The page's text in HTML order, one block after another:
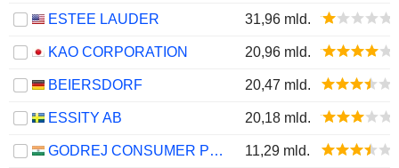
ESTEE LAUDER 31,96 mld.
KAO CORPORATION 20,96 mld.
BEIERSDORF 20,47 mld.
ESSITY AB 20,18 mld.
GODREJ CONSUMER PRODUCTS LIMITED 11,29 mld.